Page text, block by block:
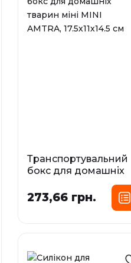
Транспортувальний
бокс для домашніх
AMTRA, 17.5х11х14.5 см
273,66 грн.